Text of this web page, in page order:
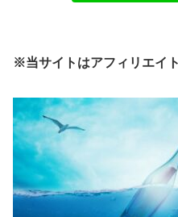
※当サイトはアフィリエイ